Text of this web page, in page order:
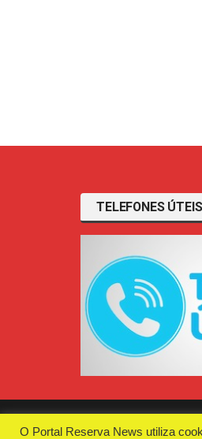
TELEFONES ÚTEIS
O Portal Reserva News utiliza